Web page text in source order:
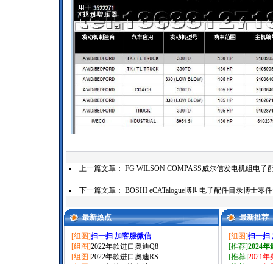
上一篇文章： FG WILSON COMPASS威尔信发电机组电子
下一篇文章： BOSHI eCATalogue博世电子配件目录博士零
最新热点 最新推荐
[组图]扫一扫 加客服微信
[组图]2022年款进口奥迪Q8
[组图]2022年款进口奥迪RS
[组图]扫一扫
[推荐]2024年
[推荐]2021年